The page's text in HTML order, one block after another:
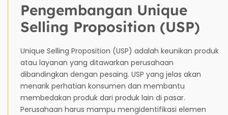
Pengembangan Unique
Selling Proposition (USP)
Unique Selling Proposition (USP) adalah keunikan produk
atau layanan yang ditawarkan perusahaan
dibandingkan dengan pesaing. USP yang jelas akan
menarik perhatian konsumen dan membantu
membedakan produk dari produk lain di pasar.
Perusahaan harus mampu mengidentifikasi elemen